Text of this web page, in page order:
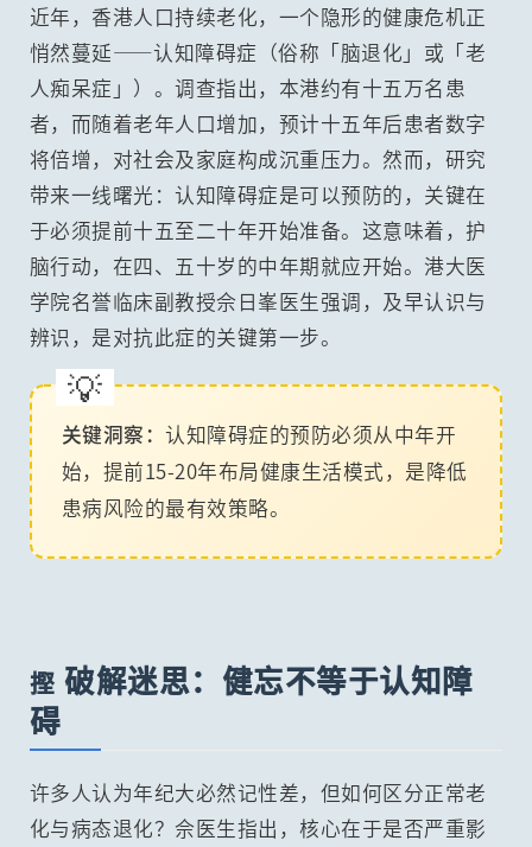
近年，香港人口持续老化，一个隐形的健康危机正
悄然蔓延——认知障碍症（俗称「脑退化」或「老
人痴呆症」）。调查指出，本港约有十五万名患
者，而随着老年人口增加，预计十五年后患者数字
将倍增，对社会及家庭构成沉重压力。然而，研究
带来一线曙光：认知障碍症是可以预防的，关键在
于必须提前十五至二十年开始准备。这意味着，护
脑行动，在四、五十岁的中年期就应开始。港大医
学院名誉临床副教授佘日峯医生强调，及早认识与
辨识，是对抗此症的关键第一步。
关键洞察：认知障碍症的预防必须从中年开
始，提前15-20年布局健康生活模式，是降低
患病风险的最有效策略。
摼 破解迷思：健忘不等于认知障
碍
许多人认为年纪大必然记性差，但如何区分正常老
化与病态退化？佘医生指出，核心在于是否严重影